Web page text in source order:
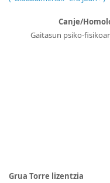
Canje/
Gaitasun psiko-
Grua Torre lizentzia